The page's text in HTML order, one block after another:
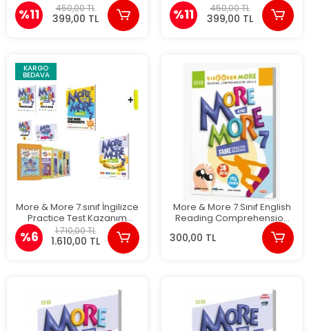
%11 450,00 TL
399,00 TL
Anlatımlı
%11 450,00 TL
399,00 TL
KARGO
BEDAVA
More & More 7.sınıf İngilizce
Practice Test Kazanım
Hikaye Seti
%6 1.710,00 TL
1.610,00 TL
More & More 7.Sınıf English
Reading Comprehension
300,00 TL